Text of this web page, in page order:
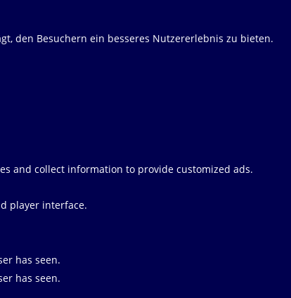
den Besuchern ein besseres Nutzererlebnis zu bieten.
and collect information to provide customized ads.
player interface.
has seen.
has seen.